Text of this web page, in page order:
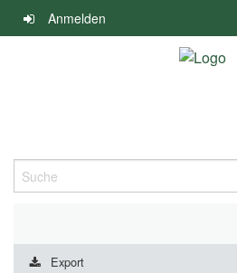
Navigation
überspringen
Anmelden
Suche
DURCHFÜHRUNG UND FINANZIERUNG
Export